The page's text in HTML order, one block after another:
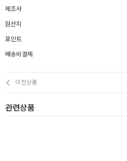
제조사
원산지
포인트
배송비결제
이전상품
관련상품